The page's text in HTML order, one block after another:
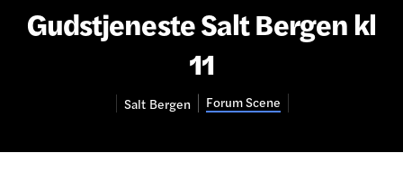
Gudstjeneste Salt Bergen kl
11
Salt Bergen Forum Scene